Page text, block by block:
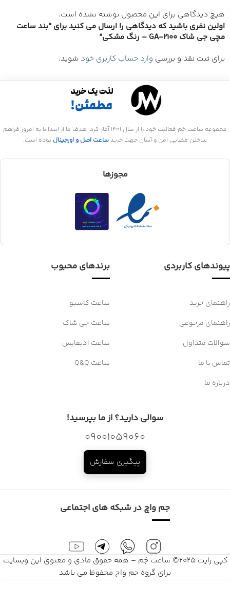
هیچ دیدگاهی برای این محصول نوشته نشده است.
اولین نفری باشید که دیدگاهی را ارسال می کنید برای “بند ساعت
مچی جی شاک GA-2100 – رنگ مشکی”
برای ثبت نقد و بررسی وارد حساب کاربری خود شوید.
مجموعه ساعت جَم فعالیت خود را از سال 1401 آغاز کرد. هدف ما از ابتدا تا به امروز فراهم
ساختن فضایی امن و آسان جهت خرید ساعت اصل و اورجینال بوده است.
مجوزها
پیوندهای کاربردی
راهنمای خرید
راهنمای مرجوعی
سوالات متداول
تماس با ما
درباره ما
برندهای محبوب
ساعت کاسیو
ساعت جی شاک
ساعت ادیفایس
ساعت Q&Q
سوالی دارید؟ از ما بپرسید!
09001059060
پیگیری سفارش
جم واچ در شبکه های اجتماعی
کپی رایت 2025© ساعت جَم – همه حقوق مادی و معنوی این وبسایت
برای گروه جم واچ محفوظ می باشد